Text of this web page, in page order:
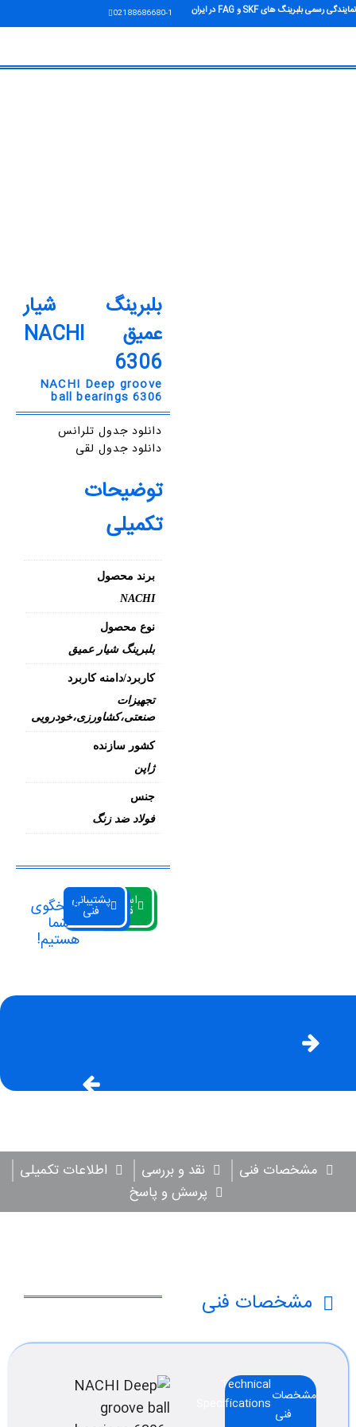
نمایندگی رسمی بلبرینگ های SKF و FAG در ایران 02188686680-1
بلبرینگ شیار
عمیق NACHI
6306
NACHI Deep groove
ball bearings 6306
دانلود جدول تلرانس
دانلود جدول لقی
توضیحات
تکمیلی
برند محصول
NACHI
نوع محصول
بلبرینگ شیار عمیق
کاربرد/دامنه کاربرد
تجهیزات
صنعتی،کشاورزی،خودرویی
کشور سازنده
ژاپن
جنس
فولاد ضد زنگ
استعلام
قیمت
پشتیبانی
فنیپاسخگوی
شما
هستیم!
مشخصات فنی نقد و بررسی
اطلاعات تکمیلی
پرسش و پاسخ
مشخصات فنی
مشخصات
فنی
Technical
Specifications